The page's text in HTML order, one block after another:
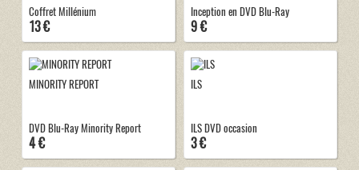
Coffret Millénium
13 €
Inception en DVD Blu-Ray
9 €
MINORITY REPORT
DVD Blu-Ray Minority Report
4 €
ILS
ILS DVD occasion
3 €